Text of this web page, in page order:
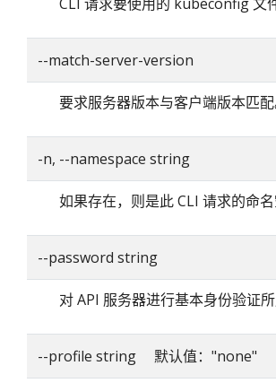
--match-server-version
要求服务器版本与客户端版本匹配
-n, --namespace string
如果存在，则是此 CLI 请求的命名
--password string
对 API 服务器进行基本身份验证所
--profile string 默认值："none"